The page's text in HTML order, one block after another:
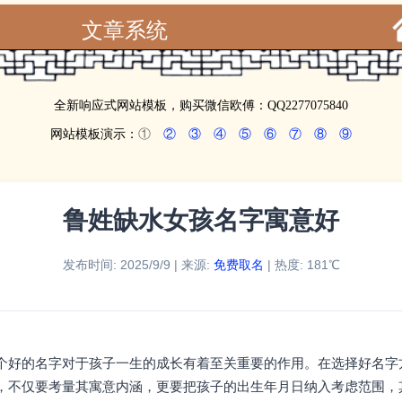
文章系统
全新响应式网站模板，购买微信欧傅：QQ2277075840
网站模板演示： ① ② ③ ④ ⑤ ⑥ ⑦ ⑧ ⑨
鲁姓缺水女孩名字寓意好
发布时间: 2025/9/9 | 来源: 免费取名 | 热度: 181℃
好的名字对于孩子一生的成长有着至关重要的作用。在选择好名字
不仅要考量其寓意内涵，更要把孩子的出生年月日纳入考虑范围，